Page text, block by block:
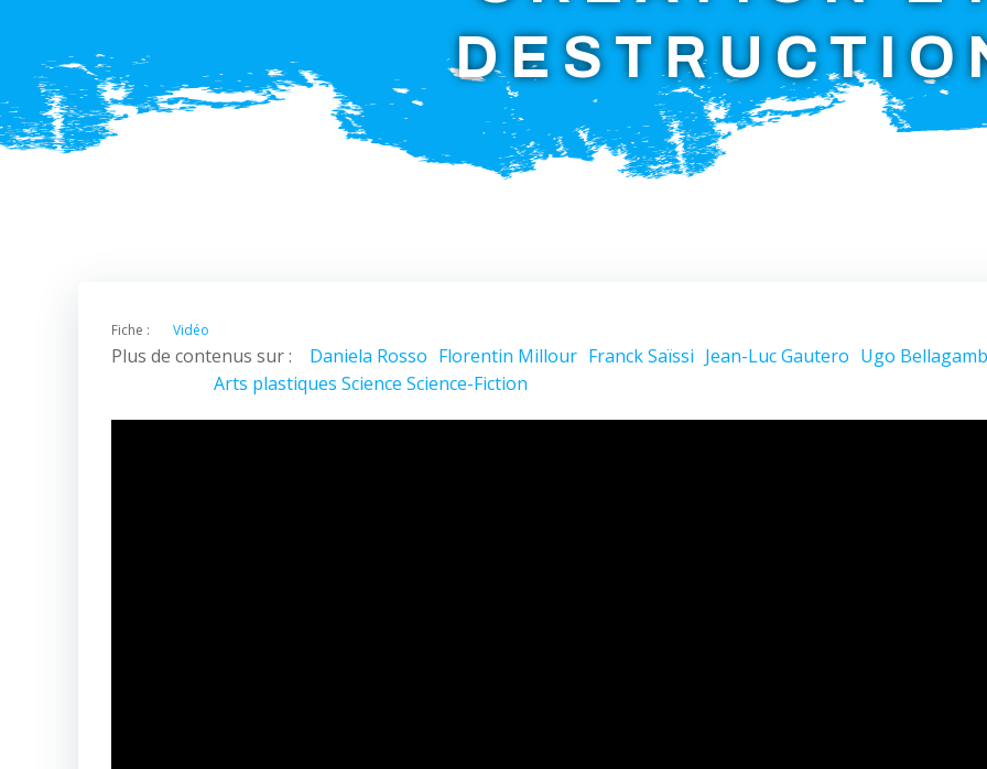
Fiche : Vidéo
Plus de contenus sur : Daniela Rosso Florentin Millour Franck Saïssi Jean-Luc Gautero Ugo
Arts plastiques Science Science-Fiction